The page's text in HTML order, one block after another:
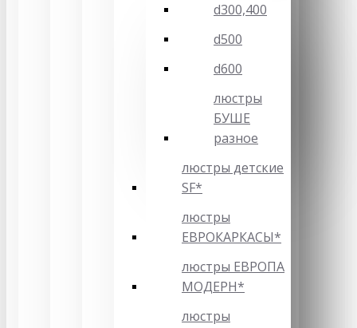
d300,400
d500
d600
люстры
БУШЕ
разное
люстры детские
SF*
люстры
ЕВРОКАРКАСЫ*
люстры ЕВРОПА
МОДЕРН*
люстры